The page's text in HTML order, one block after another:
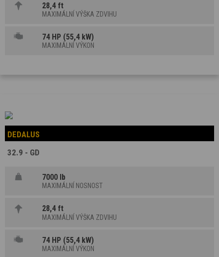
28,4 ft
MAXIMÁLNÍ VÝŠKA ZDVIHU
74 HP (55,4 kW)
MAXIMÁLNÍ VÝKON
DEDALUS
32.9 - GD
7000 lb
MAXIMÁLNÍ NOSNOST
28,4 ft
MAXIMÁLNÍ VÝŠKA ZDVIHU
74 HP (55,4 kW)
MAXIMÁLNÍ VÝKON